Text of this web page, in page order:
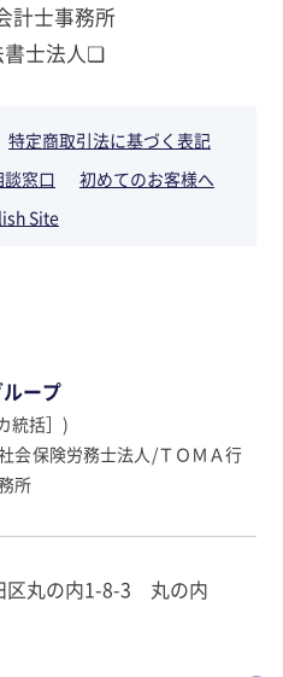
計士事務所
書士法人❏
特定商取引法に基づく表記
窓口
初めてのお客様へ
Site
ープ
統括］)
会保険労務士法人/ＴＯＭＡ行
所
丸の内1-8-3 丸の内